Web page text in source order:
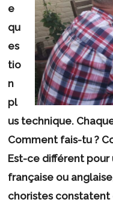
e
qu
es
tio
n
pl
us technique.
Comment fais-tu ?
Est-ce différent pour
française ou
choristes constatent